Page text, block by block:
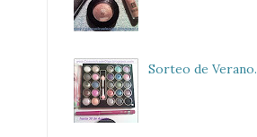
Sorteo de Verano.